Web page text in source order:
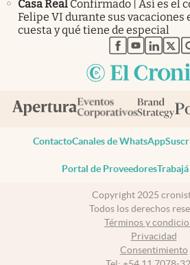
Casa Real Confirmado | Así es el
Felipe VI durante sus vacaciones
cuesta y qué tiene de especial
abre enabre en
abre
ContactoCanales de WhatsApp
Portal de Proveedores
Copyright 2025
Todos los derechos
Términos y
Privacidad
Consentimiento